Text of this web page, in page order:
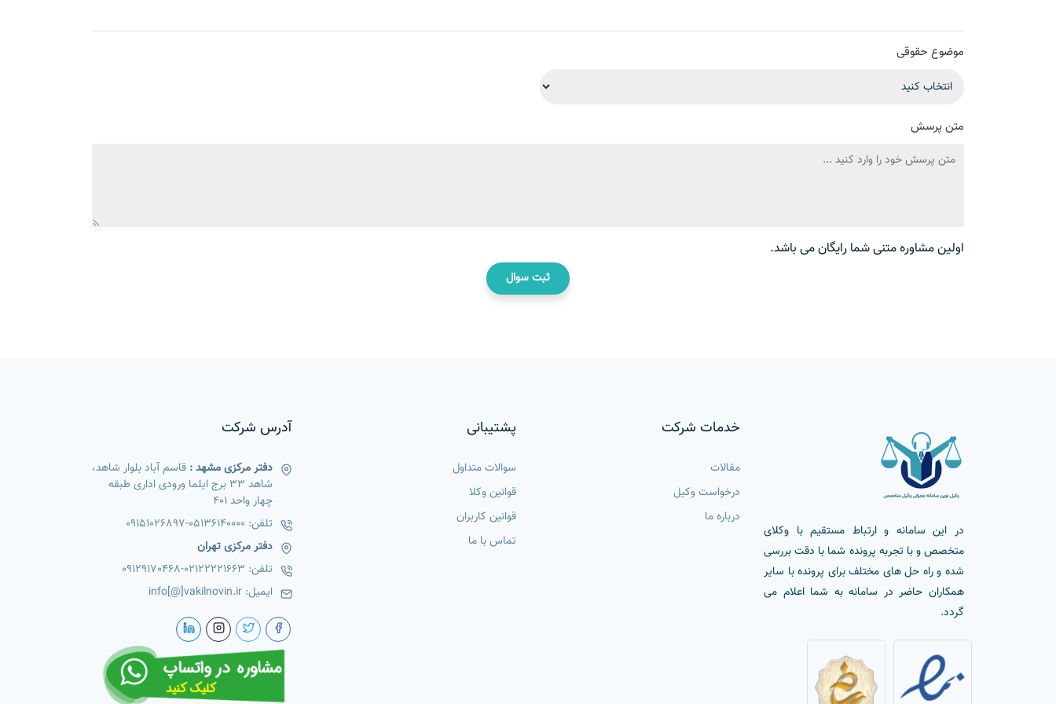
موضوع حقوقی
متن پرسش
اولین مشاوره متنی شما رایگان می باشد.
ثبت سوال
در این سامانه و ارتباط مستقیم با وکلای
متخصص و با تجربه پرونده شما با دقت بررسی
شده و راه حل های مختلف برای پرونده با سایر
همکاران حاضر در سامانه به شما اعلام می
گردد.
خدمات شرکت
مقالات
درخواست وکیل
درباره ما
پشتیبانی
سوالات متداول
قوانین وکلا
قوانین کاربران
تماس با ما
آدرس شرکت
دفتر مرکزی مشهد : قاسم آباد بلوار شاهد،
شاهد 33 برج ایلما ورودی اداری طبقه
چهار واحد 401
تلفن: 05136140000
-
09151026897
دفتر مرکزی تهران
تلفن: 02122221663
-
09129170468
ایمیل: info[@]vakilnovin.ir